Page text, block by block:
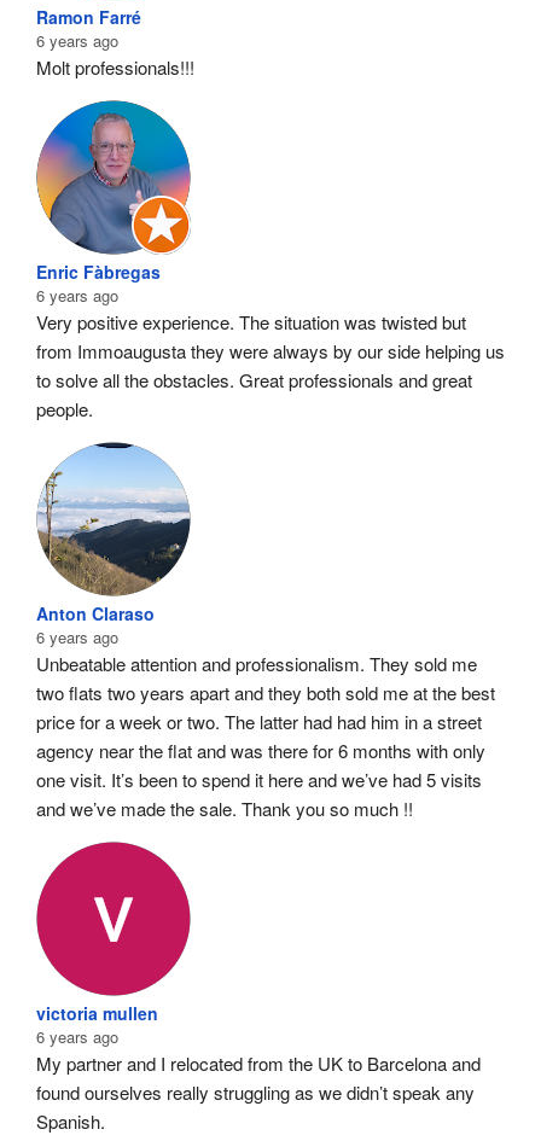
Ramon Farré
6 years ago
Molt professionals!!!
Enric Fàbregas
6 years ago
Very positive experience. The situation was twisted but
from Immoaugusta they were always by our side helping us
to solve all the obstacles. Great professionals and great
people.
Anton Claraso
6 years ago
Unbeatable attention and professionalism. They sold me
two flats two years apart and they both sold me at the best
price for a week or two. The latter had had him in a street
agency near the flat and was there for 6 months with only
one visit. It’s been to spend it here and we’ve had 5 visits
and we’ve made the sale. Thank you so much !!
victoria mullen
6 years ago
My partner and I relocated from the UK to Barcelona and
found ourselves really struggling as we didn’t speak any
Spanish.